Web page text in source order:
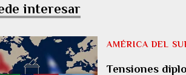
interesar
Tensiones
AMÉRICA DEL